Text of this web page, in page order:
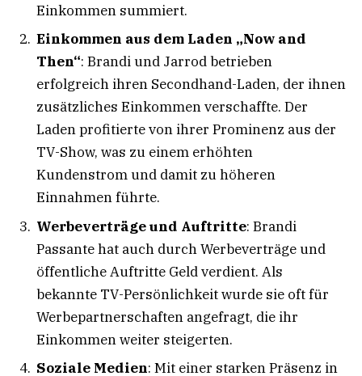
Einkommen summiert.
Einkommen aus dem Laden „Now and
Then“: Brandi und Jarrod betrieben
erfolgreich ihren Secondhand-Laden, der ihnen
zusätzliches Einkommen verschaffte. Der
Laden profitierte von ihrer Prominenz aus der
TV-Show, was zu einem erhöhten
Kundenstrom und damit zu höheren
Einnahmen führte.
Werbeverträge und Auftritte: Brandi
Passante hat auch durch Werbeverträge und
öffentliche Auftritte Geld verdient. Als
bekannte TV-Persönlichkeit wurde sie oft für
Werbepartnerschaften angefragt, die ihr
Einkommen weiter steigerten.
Soziale Medien: Mit einer starken Präsenz in